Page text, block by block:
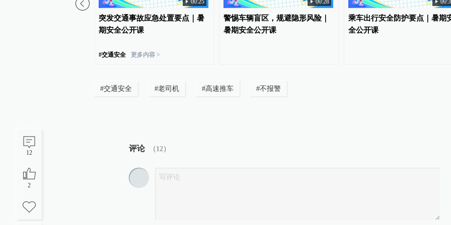
12
2
突发交通事故应急处置要点｜暑
期安全公开课
#交通安全 更多内容 >
警惕车辆盲区，规避隐形风险｜
暑期安全公开课
乘车出行安全防护要点｜暑期
全公开课
#交通安全 #老司机 #高速推车 #不报警
评论 （12 ）